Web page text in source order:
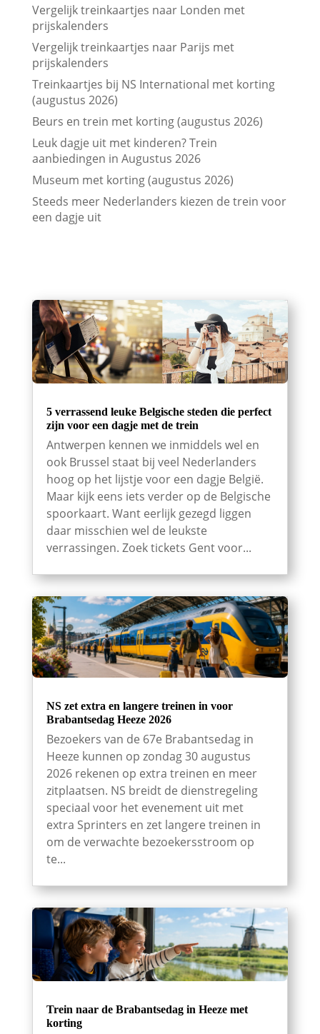
Vergelijk treinkaartjes naar Londen met
prijskalenders
Vergelijk treinkaartjes naar Parijs met
prijskalenders
Treinkaartjes bij NS International met korting
(augustus 2026)
Beurs en trein met korting (augustus 2026)
Leuk dagje uit met kinderen? Trein
aanbiedingen in Augustus 2026
Museum met korting (augustus 2026)
Steeds meer Nederlanders kiezen de trein voor
een dagje uit
5 verrassend leuke Belgische steden die perfect
zijn voor een dagje met de trein
Antwerpen kennen we inmiddels wel en
ook Brussel staat bij veel Nederlanders
hoog op het lijstje voor een dagje België.
Maar kijk eens iets verder op de Belgische
spoorkaart. Want eerlijk gezegd liggen
daar misschien wel de leukste
verrassingen. Zoek tickets Gent voor...
NS zet extra en langere treinen in voor
Brabantsedag Heeze 2026
Bezoekers van de 67e Brabantsedag in
Heeze kunnen op zondag 30 augustus
2026 rekenen op extra treinen en meer
zitplaatsen. NS breidt de dienstregeling
speciaal voor het evenement uit met
extra Sprinters en zet langere treinen in
om de verwachte bezoekersstroom op
te...
Trein naar de Brabantsedag in Heeze met
korting